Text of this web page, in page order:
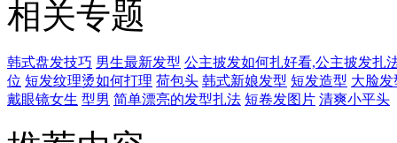
相关专题
韩式盘发技巧 男生最新发型 公主披发如何扎好看,公主披发扎
位 短发纹理烫如何打理 荷包头 韩式新娘发型 短发造型 大脸
戴眼镜女生 型男 简单漂亮的发型扎法 短卷发图片 清爽小平头